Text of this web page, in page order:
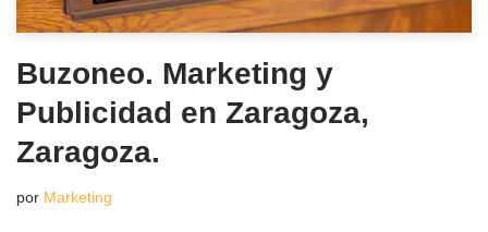
Buzoneo. Marketing y
Publicidad en Zaragoza,
Zaragoza.
por Marketing